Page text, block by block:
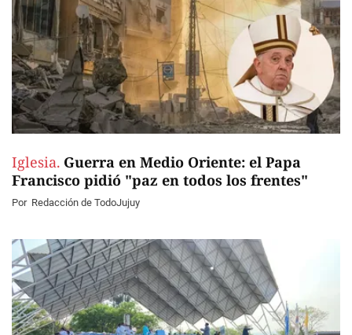
Iglesia. Guerra en Medio Oriente: el Papa
Francisco pidió "paz en todos los frentes"
Por Redacción de TodoJujuy